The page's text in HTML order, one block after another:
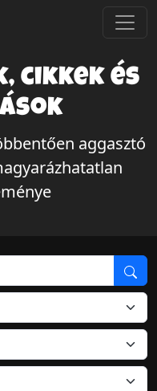
cikkek és
aggasztó